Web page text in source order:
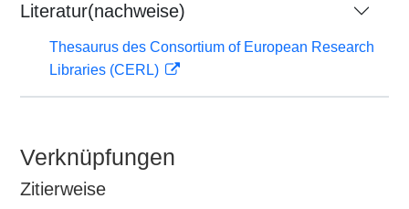
Literatur(nachweise)
Thesaurus des Consortium of European Research
Libraries (CERL)
Verknüpfungen
Zitierweise